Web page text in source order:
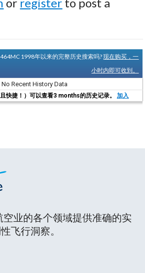
1998年以来的完整历史搜索吗?现在购买，一
小时内即可收到。
No Recent History Data
快捷！）可以查看3 months的历史记录。 加入
空业的各个领域提供准确的实
飞行洞察。